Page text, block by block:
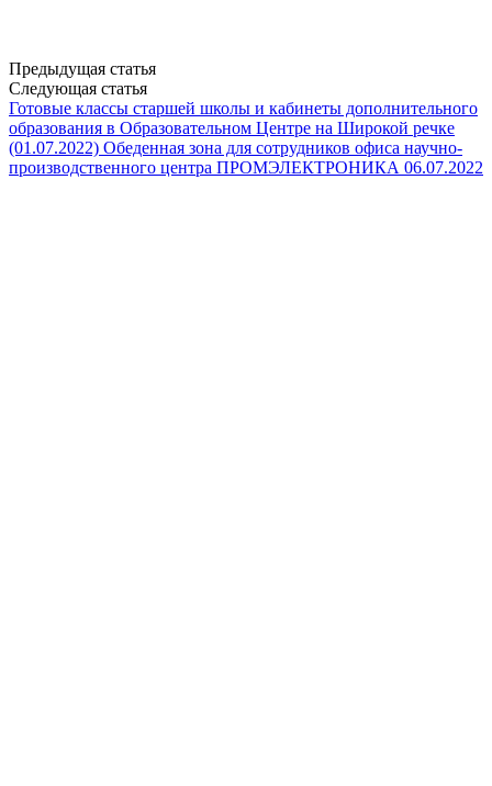
Предыдущая статья
Следующая статья
Готовые классы старшей школы и кабинеты дополнительного
образования в Образовательном Центре на Широкой речке
(01.07.2022) Обеденная зона для сотрудников офиса научно-
производственного центра ПРОМЭЛЕКТРОНИКА 06.07.2022